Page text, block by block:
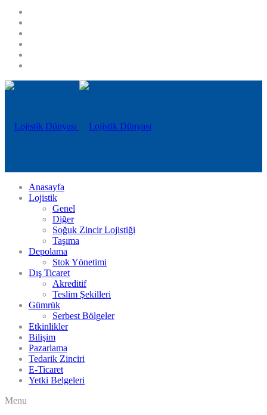
Anasayfa
Lojistik
Genel
Diğer
Soğuk Zincir Lojistiği
Taşıma
Depolama
Stok Yönetimi
Dış Ticaret
Akreditif
Teslim Şekilleri
Gümrük
Serbest Bölgeler
Etkinlikler
Bilişim
Pazarlama
Tedarik Zinciri
E-Ticaret
Yetki Belgeleri
Menu